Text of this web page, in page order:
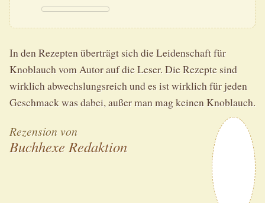
In den Rezepten überträgt sich die Leidenschaft für
Knoblauch vom Autor auf die Leser. Die Rezepte sind
wirklich abwechslungsreich und es ist wirklich für jeden
Geschmack was dabei, außer man mag keinen Knoblauch.
Rezension von
Buchhexe Redaktion